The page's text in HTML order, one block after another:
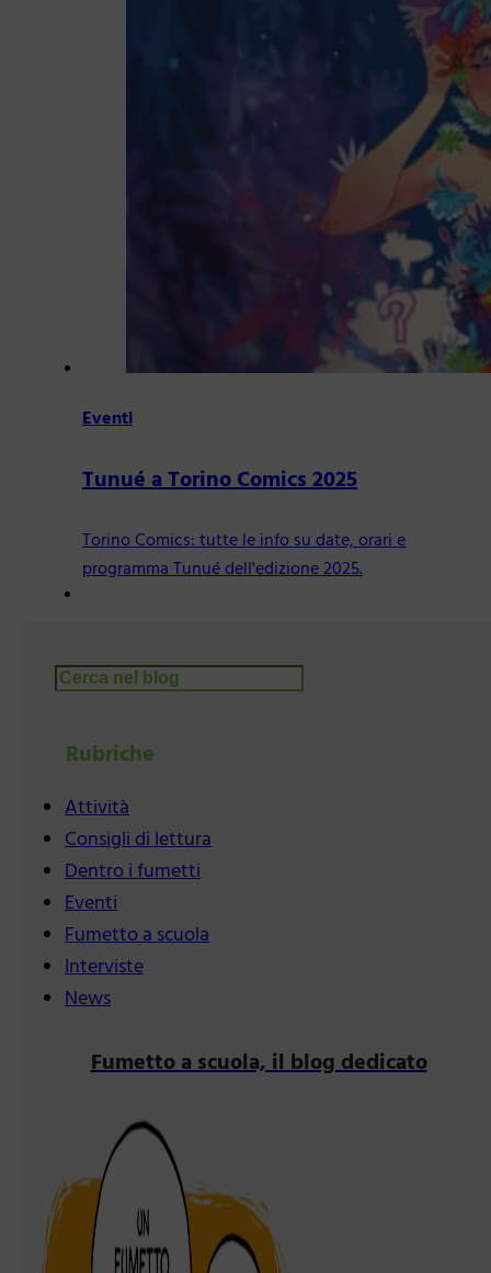
Eventi
Tunué a Torino Comics 2025
Torino Comics: tutte le info su date, orari e
programma Tunué dell'edizione 2025.
Cerca
Rubriche
Attività
Consigli di lettura
Dentro i fumetti
Eventi
Fumetto a scuola
Interviste
News
Fumetto a scuola, il blog dedicato